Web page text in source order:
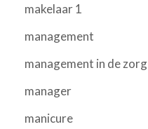
makelaar 1
management
management in de zorg
manager
manicure